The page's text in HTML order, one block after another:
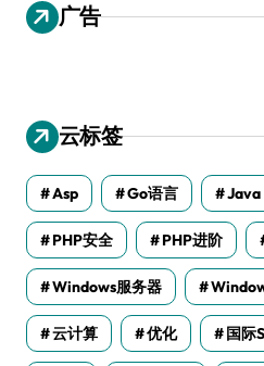
广告
云标签
Asp Go语言 Java
PHP安全 PHP进阶
Windows服务器
云计算 优化 国际